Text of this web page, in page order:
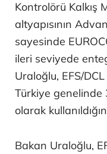
Kontrolörü Kalkış
altyapısının
sayesinde
ileri seviyede
Uraloğlu, EFS/
Türkiye
olarak
Bakan Uraloğlu,